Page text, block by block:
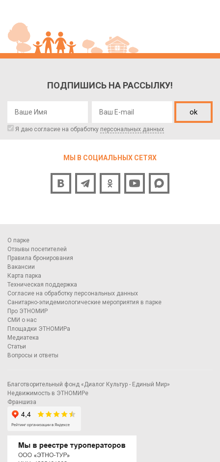
ПОДПИШИСЬ НА РАССЫЛКУ!
ok
Я даю согласие на обработку персональных данных
МЫ В СОЦИАЛЬНЫХ СЕТЯХ
О парке
Отзывы посетителей
Правила бронирования
Вакансии
Карта парка
Техническая поддержка
Согласие на обработку персональных данных
Санитарно-эпидемиологические мероприятия в парке
Про ЭТНОМИР
СМИ о нас
Площадки ЭТНОМИРа
Медиатека
Статьи
Вопросы и ответы
Благотворительный фонд «Диалог Культур - Единый Мир»
Недвижимость в ЭТНОМИРе
Франшиза